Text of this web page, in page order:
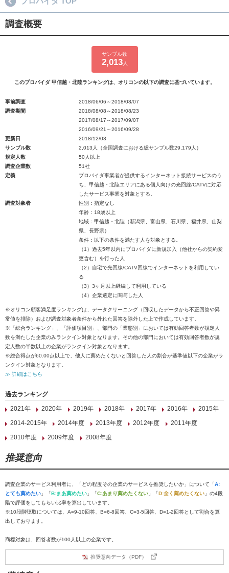
調査概要
サンプル数
2,013人
このプロバイダ 甲信越・北陸ランキングは、オリコンの以下の調査に基づいています。
事前調査
2018/06/06～2018/08/07
調査期間
2018/08/08～2018/08/23
2017/08/17～2017/09/07
2016/09/21～2016/09/28
更新日
2018/12/03
サンプル数
2,013人（全国調査における総サンプル数29,179人）
規定人数
50人以上
調査企業数
51社
定義
プロバイダ事業者が提供するインターネット接続サービスのう
ち、甲信越・北陸エリアにある個人向けの光回線/CATVに対応
したサービス事業を対象とする。
調査対象者
性別：指定なし
年齢：18歳以上
地域：甲信越・北陸（新潟県、富山県、石川県、福井県、山梨
県、長野県）
条件：以下の条件を満たす人を対象とする。
（1）過去5年以内にプロバイダに新規加入（他社からの契約変
更含む）を行った人
（2）自宅で光回線/CATV回線でインターネットを利用してい
る
（3）3ヶ月以上継続して利用している
（4）企業選定に関与した人
※オリコン顧客満足度ランキングは、データクリーニング（回収したデータから不正回答や異
常値を排除）および調査対象者条件から外れた回答を除外した上で作成しています。
※「総合ランキング」、「評価項目別」、部門の「業態別」においては有効回答者数が規定人
数を満たした企業のみランクイン対象となります。その他の部門においては有効回答者数が規
定人数の半数以上の企業がランクイン対象となります。
※総合得点が60.00点以上で、他人に薦めたくないと回答した人の割合が基準値以下の企業がラ
ンクイン対象となります。
≫ 詳細はこちら
過去ランキング
2021年
2020年 2019年 2018年 2017年 2016年
2015年
2014-2015年
2014年度 2013年度 2012年度
2011年度
2010年度
2009年度 2008年度
推奨意向
調査企業のサービス利用者に、「どの程度その企業のサービスを推奨したいか」について「A:
とても薦めたい 」「B:まあ薦めたい 」「C:あまり薦めたくない 」「D:全く薦めたくない 」の4段
階で評価をしてもらい比率を算出しています。
※10段階聴取については、A=9-10回答、B=6-8回答、C=3-5回答、D=1-2回答として割合を算
出しております。
商標対象は、回答者数が100人以上の企業です。
推奨意向データ（PDF）